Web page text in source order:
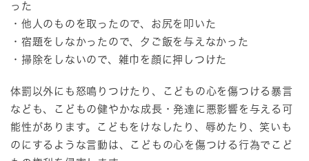
った
・他人のものを取ったので、お尻を叩いた
・宿題をしなかったので、夕ご飯を与えなかった
・掃除をしないので、雑巾を顔に押しつけた
体罰以外にも怒鳴りつけたり、こどもの心を傷つける暴言
なども、こどもの健やかな成長・発達に悪影響を与える可
能性があります。こどもをけなしたり、辱めたり、笑いも
のにするような言動は、こどもの心を傷つける行為でこど